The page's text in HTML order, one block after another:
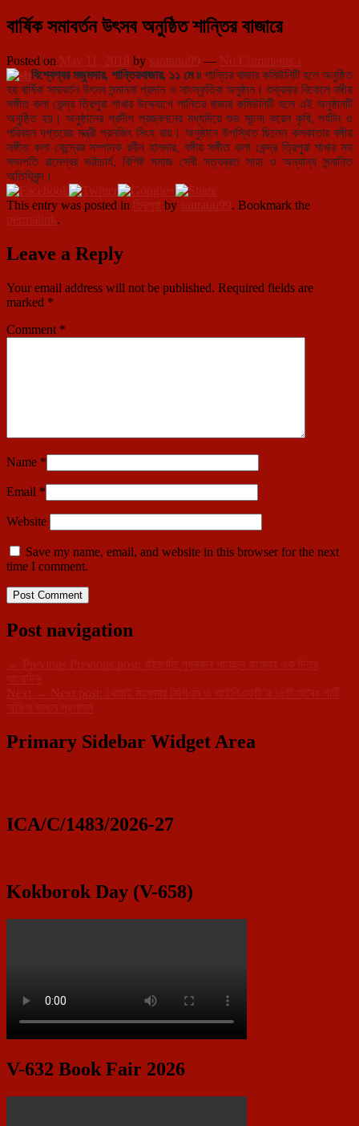
বার্ষিক সমাবর্তন উৎসব অনুষ্ঠিত শান্তির বাজারে
Posted on May 11, 2018 by santanu99 — No Comments ↓
বিশ্বেশ্বর মজুমদার, শান্তিরবাজার, ১১ মে ৷৷ শান্তির বাজার কমিউনিটি হলে অনুষ্ঠিত
হয় বার্ষিক সমাবর্তন উৎসব সন্মাননা প্রদান ও সাংস্কৃতিক অনুষ্ঠান। শুক্রবার বিকেলে বঙ্গীয়
সঙ্গীত কলা কেন্দ্র ত্রিপুরা শাখার উদ্দ্যোগে শান্তির বাজার কমিউনিটি হলে এই অনুষ্ঠানটি
অনুষ্ঠিত হয়। অনুষ্ঠানের প্রদীপ প্রজ্বলনের মধ্যদিয়ে শুভ সূচনা করেন কৃষি, পর্যটন ও
পরিবহন দপ্তরের মন্ত্রী প্রনজিৎ সিংহ রায়। অনুষ্ঠানে উপস্থিত ছিলেন কলকাতার বঙ্গীয়
সঙ্গীত কলা কেন্দ্রের সম্পাদক রবীন হালদার, বঙ্গীয় সঙ্গীত কলা কেন্দ্র ত্রিপুরা শাখার সহ
সভাপতি রামেশ্বর ভট্টাচার্য, বিশিষ্ট সমাজ সেবী সত্যব্রত সাহা ও অন্যান্য সন্মানিত
অতিথিবৃন্দ।
This entry was posted in ত্রিপুরা by santanu99. Bookmark the
permalink.
Leave a Reply
Your email address will not be published. Required fields are
marked *
Comment *
Name *
Email *
Website
Save my name, email, and website in this browser for the next
time I comment.
Post navigation
← Previous Previous post:
রাষ্ট্রপতি পুরস্কার পাচ্ছেন রাজ্যের এক চিত্র
সাংবাদিক
Next → Next post:
খোয়াই মহকুমার সিপিএম ও আইপিএফটি’র ১৮টি অবৈধ পার্টি
অফিস ভাঙল প্রশাসন
Primary Sidebar Widget Area
ICA/C/1483/2026-27
Kokborok Day (V-658)
V-632 Book Fair 2026